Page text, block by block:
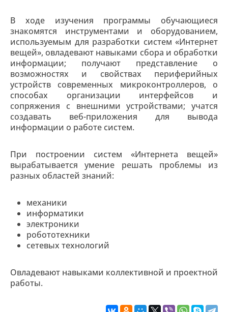
В ходе изучения программы обучающиеся
знакомятся инструментами и оборудованием,
используемым для разработки систем «Интернет
вещей», овладевают навыками сбора и обработки
информации; получают представление о
возможностях и свойствах периферийных
устройств современных микроконтроллеров, о
способах организации интерфейсов и
сопряжения с внешними устройствами; учатся
создавать веб-приложения для вывода
информации о работе систем.
При построении систем «Интернета вещей»
вырабатывается умение решать проблемы из
разных областей знаний:
механики
информатики
электроники
робототехники
сетевых технологий
Овладевают навыками коллективной и проектной
работы.